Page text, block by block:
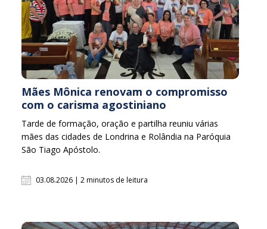
Mães Mônica renovam o compromisso
com o carisma agostiniano
Tarde de formação, oração e partilha reuniu várias
mães das cidades de Londrina e Rolândia na Paróquia
São Tiago Apóstolo.
03.08.2026 | 2 minutos de leitura